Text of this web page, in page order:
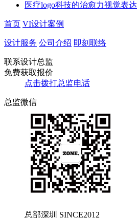
医疗logo科技的治愈力视觉表达
首页 VI设计案例
设计服务 公司介绍 即刻联络
联系设计总监
免费获取报价
点击拨打总监电话
总监微信
总部深圳 SINCE2012